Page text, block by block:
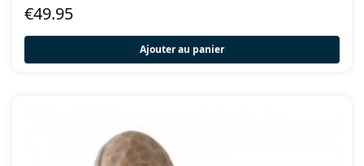
€49.95
Ajouter au panier